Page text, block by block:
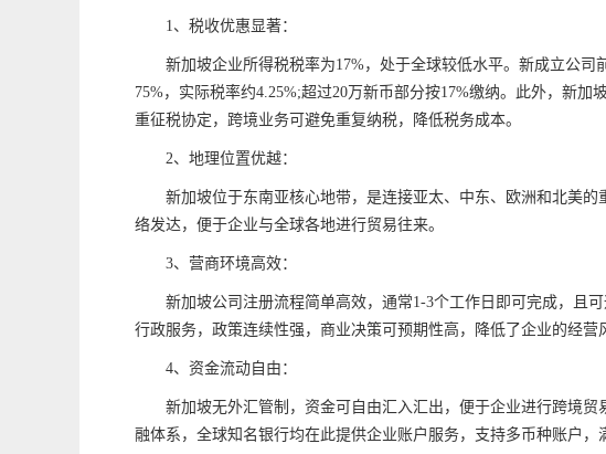
1、税收优惠显著：
新加坡企业所得税税率为17%，处于全球较低水平。新成立公
75%，实际税率约4.25%;超过20万新币部分按17%缴纳。此外，新
重征税协定，跨境业务可避免重复纳税，降低税务成本。
2、地理位置优越：
新加坡位于东南亚核心地带，是连接亚太、中东、欧洲和北美
络发达，便于企业与全球各地进行贸易往来。
3、营商环境高效：
新加坡公司注册流程简单高效，通常1-3个工作日即可完成，且
行政服务，政策连续性强，商业决策可预期性高，降低了企业的经营
4、资金流动自由：
新加坡无外汇管制，资金可自由汇入汇出，便于企业进行跨境
融体系，全球知名银行均在此提供企业账户服务，支持多币种账户，